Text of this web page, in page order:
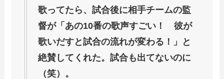
歌ってたら、試合後に相手チームの監
督が「あの10番の歌声すごい！ 彼が
歌いだすと試合の流れが変わる！」と
絶賛してくれた。試合も出てないのに
（笑）。